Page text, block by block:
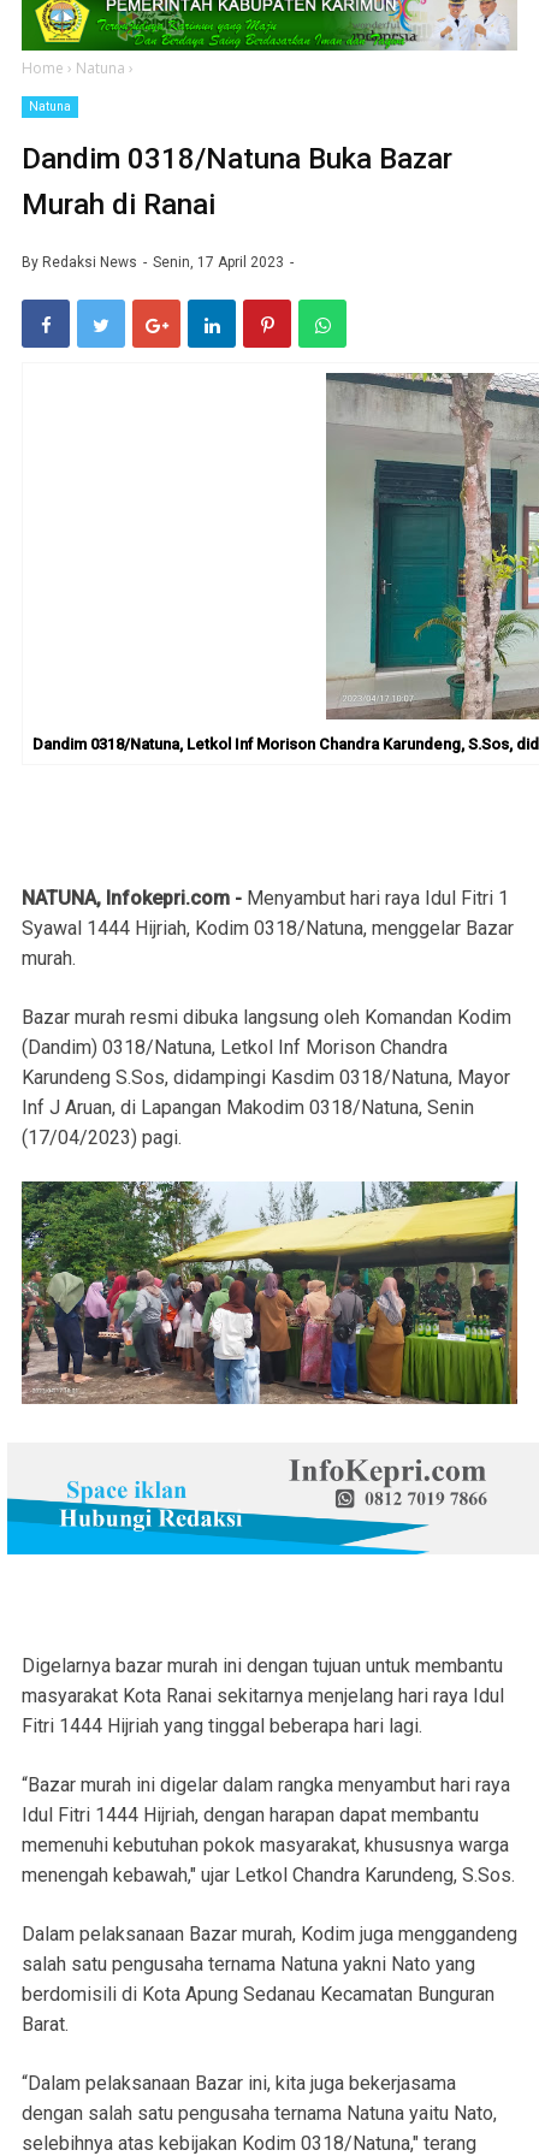
Home › Natuna ›
Natuna
Dandim 0318/Natuna Buka Bazar
Murah di Ranai
By Redaksi News Senin, 17 April 2023
Dandim 0318/Natuna, Letkol Inf Morison Chandra Karundeng, S.Sos,
NATUNA, Infokepri.com - Menyambut hari raya Idul Fitri 1
Syawal 1444 Hijriah, Kodim 0318/Natuna, menggelar Bazar
murah.
Bazar murah resmi dibuka langsung oleh Komandan Kodim
(Dandim) 0318/Natuna, Letkol Inf Morison Chandra
Karundeng S.Sos, didampingi Kasdim 0318/Natuna, Mayor
Inf J Aruan, di Lapangan Makodim 0318/Natuna, Senin
(17/04/2023) pagi.
Digelarnya bazar murah ini dengan tujuan untuk membantu
masyarakat Kota Ranai sekitarnya menjelang hari raya Idul
Fitri 1444 Hijriah yang tinggal beberapa hari lagi.
“Bazar murah ini digelar dalam rangka menyambut hari raya
Idul Fitri 1444 Hijriah, dengan harapan dapat membantu
memenuhi kebutuhan pokok masyarakat, khususnya warga
menengah kebawah," ujar Letkol Chandra Karundeng, S.Sos.
Dalam pelaksanaan Bazar murah, Kodim juga menggandeng
salah satu pengusaha ternama Natuna yakni Nato yang
berdomisili di Kota Apung Sedanau Kecamatan Bunguran
Barat.
“Dalam pelaksanaan Bazar ini, kita juga bekerjasama
dengan salah satu pengusaha ternama Natuna yaitu Nato,
selebihnya atas kebijakan Kodim 0318/Natuna," terang